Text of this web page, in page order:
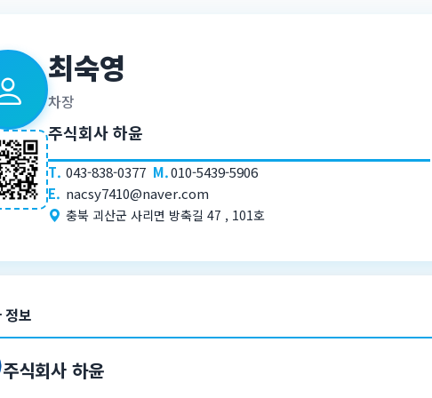
최숙영
차장
주식회사 하윤
T. 043-838-0377 M.010-5439-5906
E. nacsy7410@naver.com
충북 괴산군 사리면 방축길 47 , 101호
정보
주식회사 하윤